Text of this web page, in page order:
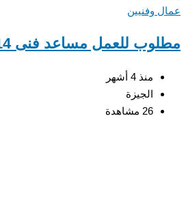
وفنيين
للعمل مساعد فنى 01095999314
منذ 4 أشهر
الجيزة